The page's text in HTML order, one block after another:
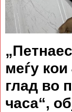
меѓу
глад во
часа“,